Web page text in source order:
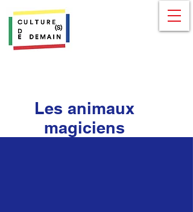
Les animaux
magiciens